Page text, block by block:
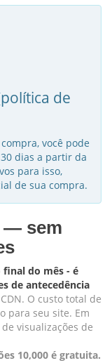
de
você pode
dias a partir da
para isso,
de sua compra.
— sem
do mês - é
de antecedência
O custo total de
para seu site. Em
visualizações de
10,000 é gratuita.